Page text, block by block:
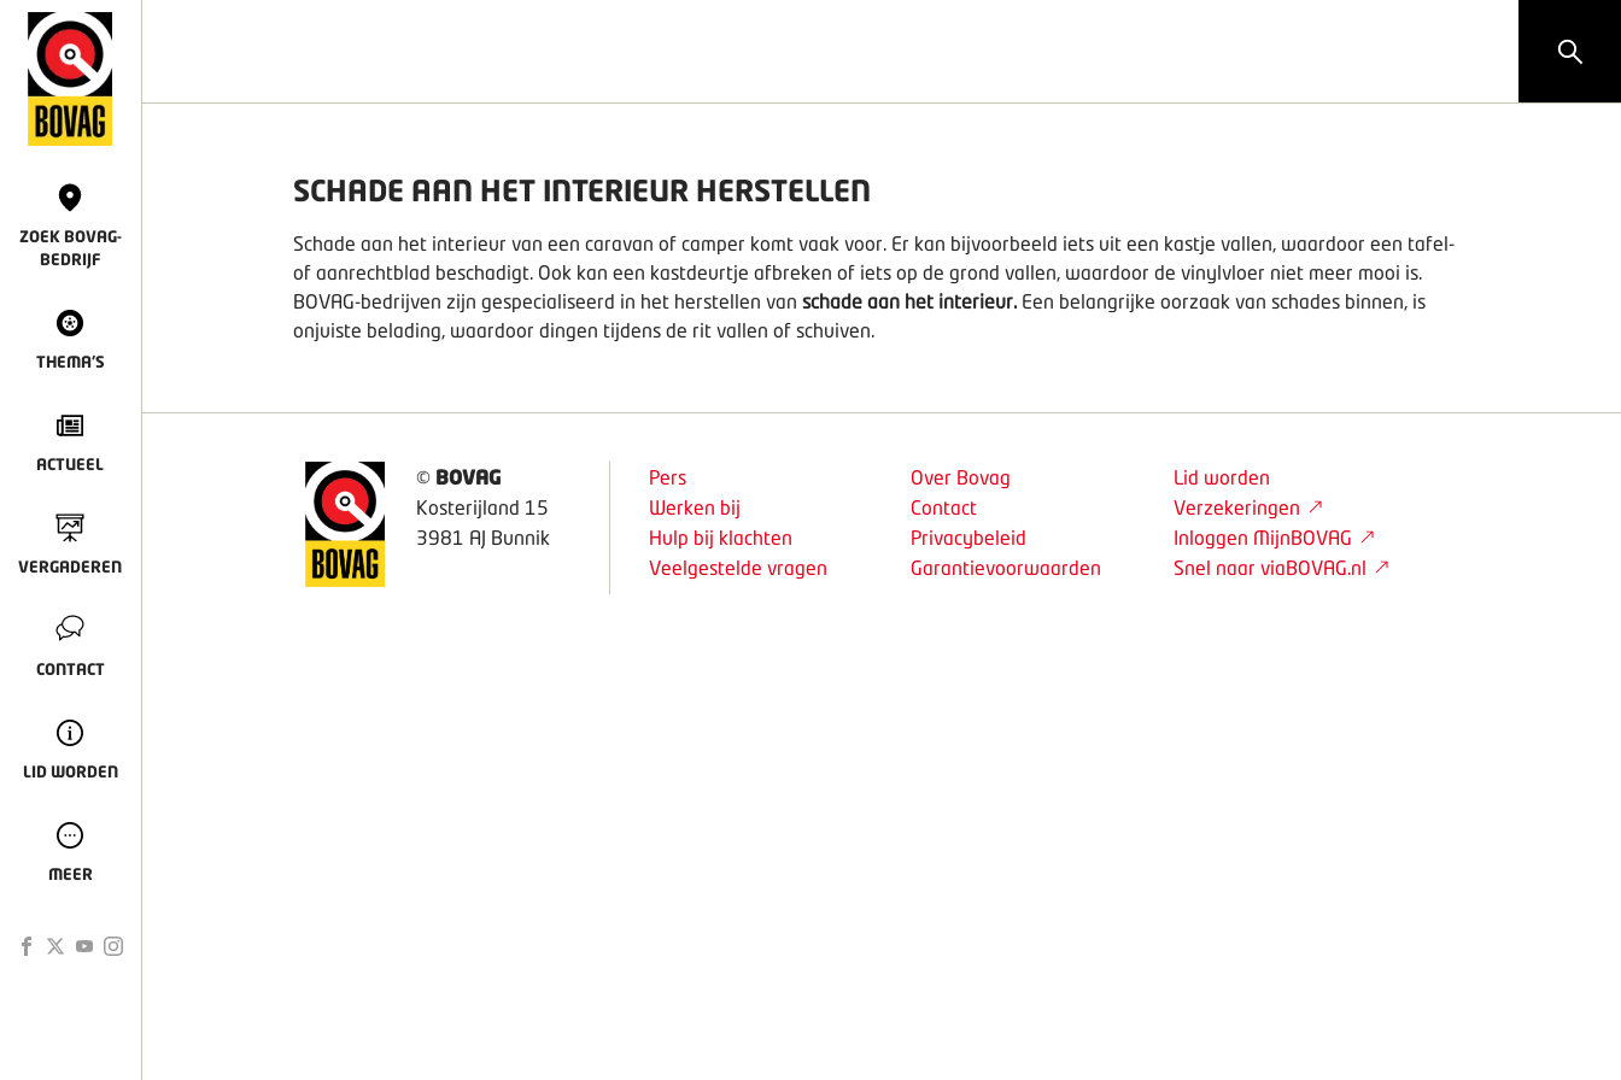
ZOEK BOVAG-
BEDRIJF
THEMA'S
ACTUEEL
VERGADEREN
CONTACT
LID WORDEN
MEER
SCHADE AAN HET INTERIEUR HERSTELLEN
Schade aan het interieur van een caravan of camper komt vaak voor. Er kan bijvoorbeeld iets uit een kastje vallen, waardoor een tafel-
of aanrechtblad beschadigt. Ook kan een kastdeurtje afbreken of iets op de grond vallen, waardoor de vinylvloer niet meer mooi is.
BOVAG-bedrijven zijn gespecialiseerd in het herstellen van schade aan het interieur. Een belangrijke oorzaak van schades binnen, is
onjuiste belading, waardoor dingen tijdens de rit vallen of schuiven.
© BOVAG
Kosterijland 15
3981 AJ Bunnik
Pers
Werken bij
Hulp bij klachten
Veelgestelde vragen
Over Bovag
Contact
Privacybeleid
Garantievoorwaarden
Lid worden
Verzekeringen
Inloggen MijnBOVAG
Snel naar viaBOVAG.nl